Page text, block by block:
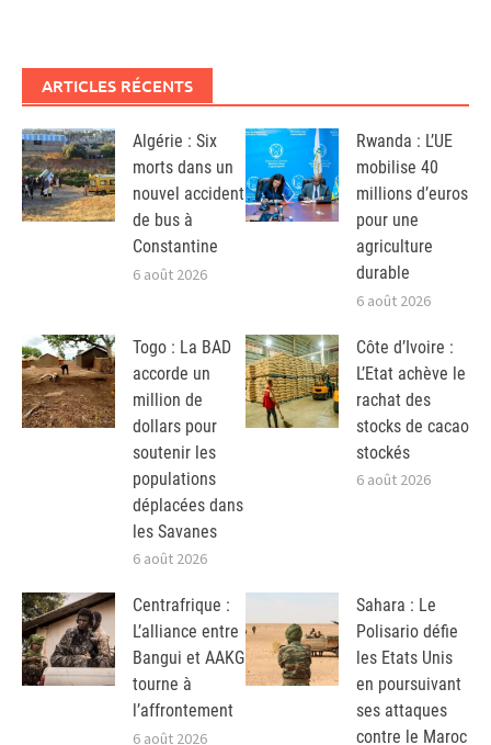
ARTICLES RÉCENTS
Algérie : Six
morts dans un
nouvel accident
de bus à
Constantine
6 août 2026
Rwanda : L’UE
mobilise 40
millions d’euros
pour une
agriculture
durable
6 août 2026
Togo : La BAD
accorde un
million de
dollars pour
soutenir les
populations
déplacées dans
les Savanes
6 août 2026
Côte d’Ivoire :
L’Etat achève le
rachat des
stocks de cacao
stockés
6 août 2026
Centrafrique :
L’alliance entre
Bangui et AAKG
tourne à
l’affrontement
6 août 2026
Sahara : Le
Polisario défie
les Etats Unis
en poursuivant
ses attaques
contre le Maroc